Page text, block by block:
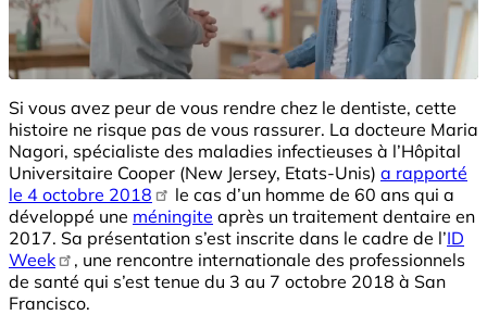
Si vous avez peur de vous rendre chez le dentiste, cette
histoire ne risque pas de vous rassurer. La docteure Maria
Nagori, spécialiste des maladies infectieuses à l’Hôpital
Universitaire Cooper (New Jersey, Etats-Unis) a rapporté
le 4 octobre 2018
le cas d’un homme de 60 ans qui a
développé une méningite après un traitement dentaire en
2017. Sa présentation s’est inscrite dans le cadre de l’ID
Week
, une rencontre internationale des professionnels
de santé qui s’est tenue du 3 au 7 octobre 2018 à San
Francisco.